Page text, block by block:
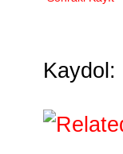
Kaydol: